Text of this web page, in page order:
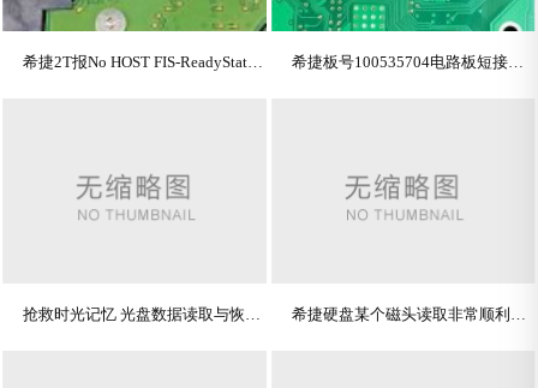
希捷2T报No HOST FIS-ReadyStatusFlags 0002A1A1不就绪 希捷板号100535704电路板短接点图
抢救时光记忆 光盘数据读取与恢复技术指南 希捷硬盘某个磁头读取非常顺利，另一个磁头读取非常缓慢